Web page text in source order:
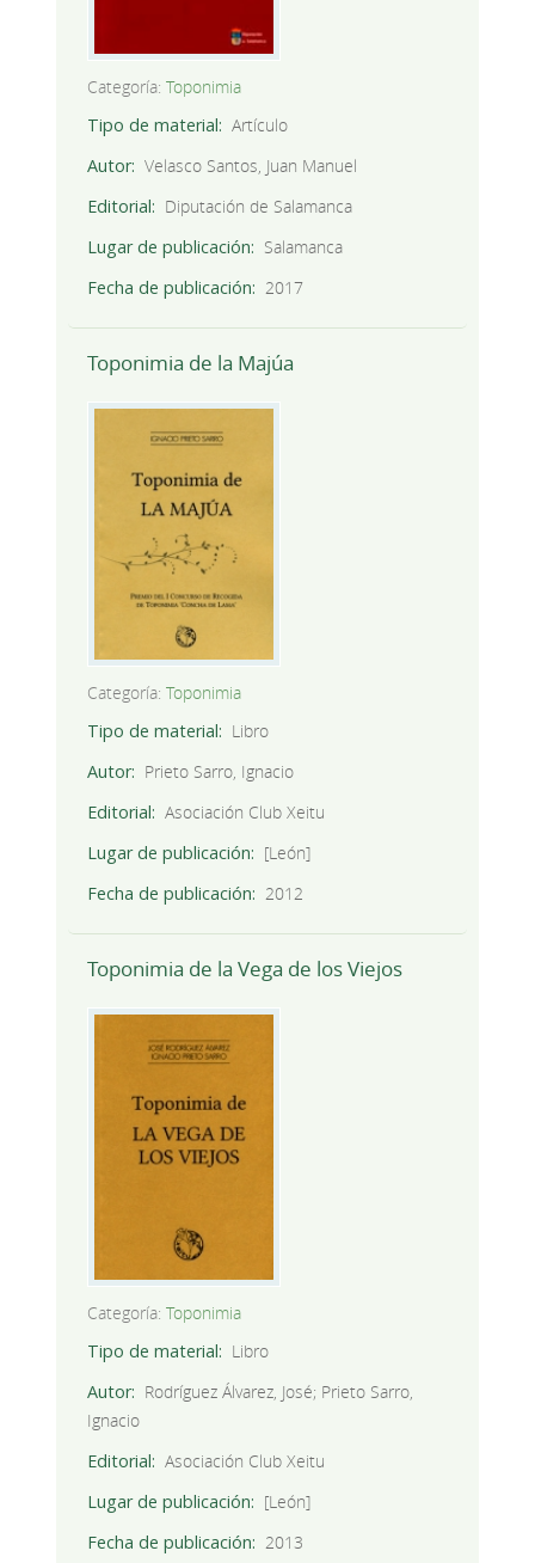
Categoría: Toponimia
Tipo de material
Artículo
Autor
Velasco Santos, Juan Manuel
Editorial
Diputación de Salamanca
Lugar de publicación
Salamanca
Fecha de publicación
2017
Toponimia de la Majúa
Categoría: Toponimia
Tipo de material
Libro
Autor
Prieto Sarro, Ignacio
Editorial
Asociación Club Xeitu
Lugar de publicación
[León]
Fecha de publicación
2012
Toponimia de la Vega de los Viejos
Categoría: Toponimia
Tipo de material
Libro
Autor
Rodríguez Álvarez, José; Prieto Sarro,
Ignacio
Editorial
Asociación Club Xeitu
Lugar de publicación
[León]
Fecha de publicación
2013